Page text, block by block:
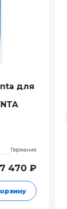
для
Германия
7 470 ₽